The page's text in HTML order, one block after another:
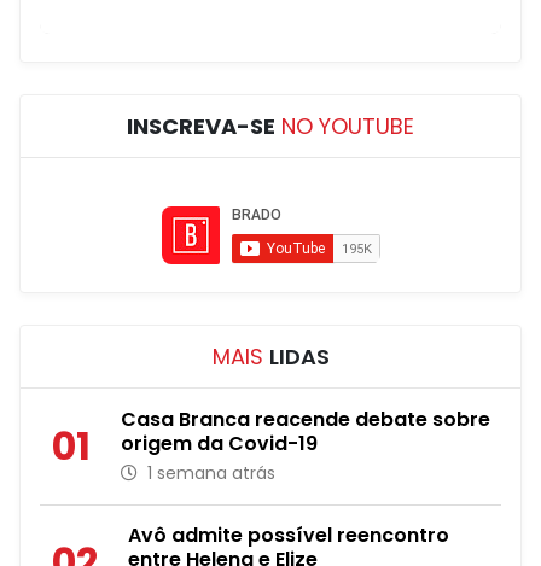
INSCREVA-SE NO YOUTUBE
MAIS LIDAS
01
Casa Branca reacende debate sobre
origem da Covid-19
1 semana atrás
Avô admite possível reencontro
entre Helena e Elize